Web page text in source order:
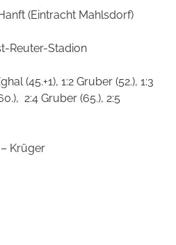
(Eintracht Mahlsdorf)
Reuter-Stadion
(45.+1), 1:2 Gruber (52.), 1:3
2:4 Gruber (65.), 2:5
Krüger